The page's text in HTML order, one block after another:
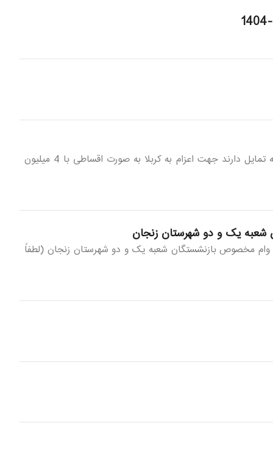
به اطلاع بازنشستگان و مستمری بگیران محترم شعبه یک و دو تامین اجتماعی زنجان می رساند آن دسته از افرادی که تمایل دارند جهت اعزام به کربلا به صورت اقساطی با 4 میلیون
الحسنه 60 میلیون تومانی سال 1405 در صورت اعلام سهمیه وام مخصوص بازنشستگان شعبه یک و دو شهرستان زنجان (لطفاً